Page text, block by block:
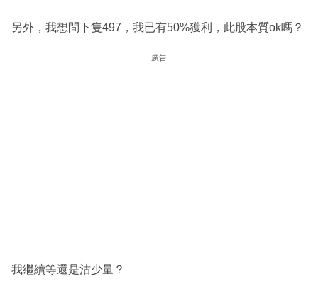
另外，我想問下隻497，我已有50%獲利，此股本質ok嗎？
廣告
我繼續等還是沽少量？